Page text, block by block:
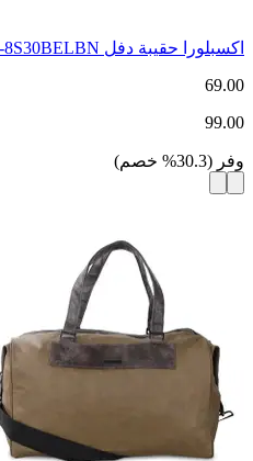
اكسبلورا حقيبة دفل XPL-8S30BELBN
69.00
99.00
وفر (
30.3
% خصم)